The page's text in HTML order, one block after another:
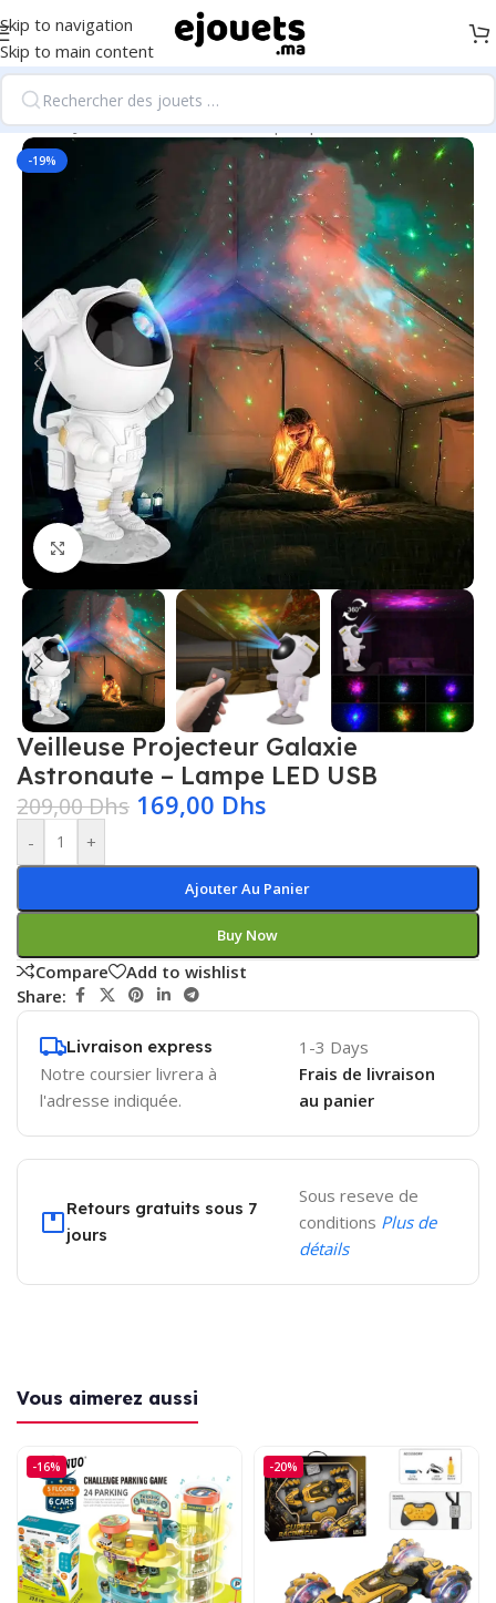
Skip to navigation
Skip to main content
Accueil/Jeux Éducatifs & Électroniques pour Enfants
-19%
Click to enlarge
Veilleuse Projecteur Galaxie
Astronaute – Lampe LED USB
209,00Dhs 169,00 Dhs
- +
Ajouter Au Panier
Buy Now
Compare
Add to wishlist
Share:
Livraison express
Notre coursier livrera à
l'adresse indiquée.
1-3 Days
Frais de livraison
au panier
Retours gratuits sous 7
jours
Sous reseve de
conditions Plus de
détails
Vous aimerez aussi
-16% -20%